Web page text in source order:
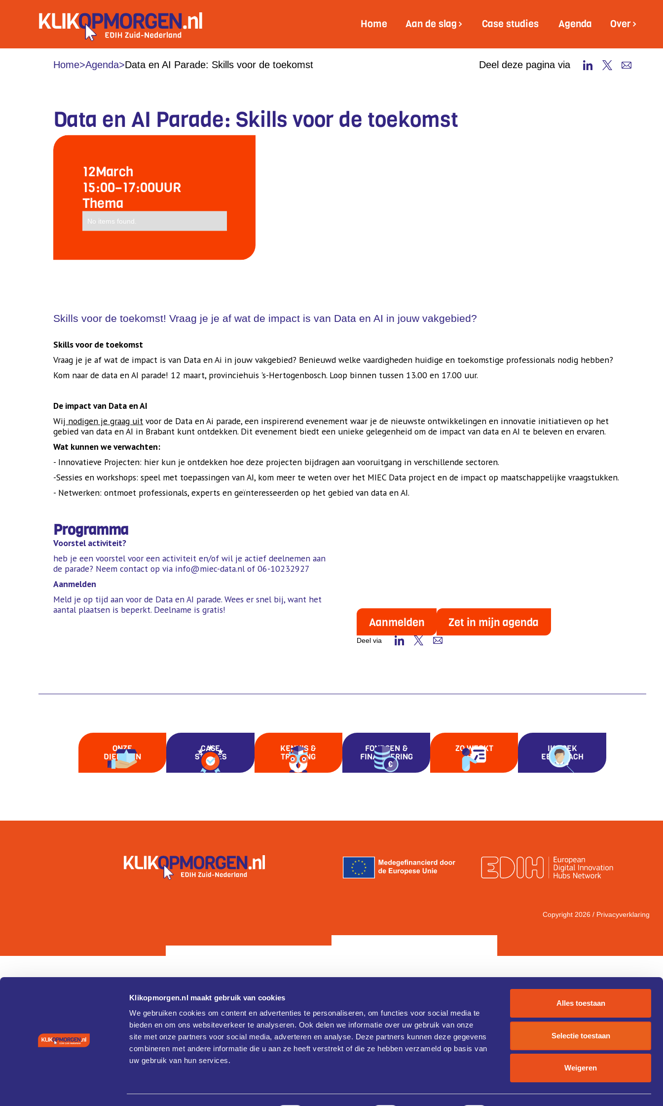
Klikopmorgen.nl maakt gebruik van cookies
We gebruiken cookies om content en advertenties te personaliseren, om functies voor social media te
bieden en om ons websiteverkeer te analyseren. Ook delen we informatie over uw gebruik van onze
site met onze partners voor social media, adverteren en analyse. Deze partners kunnen deze gegevens
combineren met andere informatie die u aan ze heeft verstrekt of die ze hebben verzameld op basis van
uw gebruik van hun services.
Alles toestaan
Selectie toestaan
Weigeren
Home Aan de slag Case studies Agenda Over
Home>Agenda>Data en AI Parade: Skills voor de toekomst Deel deze pagina via
Data en AI Parade: Skills voor de toekomst
12March
15:00–17:00UUR
Thema
No items found.
Skills voor de toekomst! Vraag je je af wat de impact is van Data en AI in jouw vakgebied?
Skills voor de toekomst
Vraag je je af wat de impact is van Data en Ai in jouw vakgebied? Benieuwd welke vaardigheden huidige en toekomstige professionals nodig hebben?
Kom naar de data en AI parade! 12 maart, provinciehuis 's-Hertogenbosch. Loop binnen tussen 13.00 en 17.00 uur.
De impact van Data en AI
Wij nodigen je graag uit voor de Data en Ai parade, een inspirerend evenement waar je de nieuwste ontwikkelingen en innovatie initiatieven op het
gebied van data en AI in Brabant kunt ontdekken. Dit evenement biedt een unieke gelegenheid om de impact van data en AI te beleven en ervaren.
Wat kunnen we verwachten:
- Innovatieve Projecten: hier kun je ontdekken hoe deze projecten bijdragen aan vooruitgang in verschillende sectoren.
-Sessies en workshops: speel met toepassingen van AI, kom meer te weten over het MIEC Data project en de impact op maatschappelijke vraagstukken.
- Netwerken: ontmoet professionals, experts en geïnteresseerden op het gebied van data en AI.
Programma
Voorstel activiteit?
heb je een voorstel voor een activiteit en/of wil je actief deelnemen aan
de parade? Neem contact op via info@miec-data.nl of 06-10232927
Aanmelden
Meld je op tijd aan voor de Data en AI parade. Wees er snel bij, want het
aantal plaatsen is beperkt. Deelname is gratis!
Aanmelden Zet in mijn agenda
Deel via
ONZE
DIENSTEN
CASE
STUDIES
KENNIS &
TRAINING
FONDSEN &
FINANCIERING
ZO WERKT
HET
IK ZOEK
EEN COACH
Copyright 2026 / Privacyverklaring
Agenda
Vaardigheden en training
Over
Cookie verklaring
Privacy verklaring
Brainport Industries Campus (BIC 1)
Rijtackerweg 13
5657 BX Eindhoven